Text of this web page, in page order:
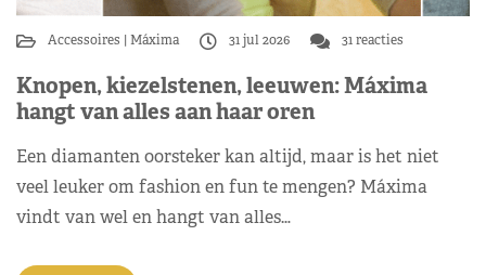
Accessoires Máxima 31 jul 2026 31 reacties
Knopen, kiezelstenen, leeuwen: Máxima
hangt van alles aan haar oren
Een diamanten oorsteker kan altijd, maar is het niet
veel leuker om fashion en fun te mengen? Máxima
vindt van wel en hangt van alles…